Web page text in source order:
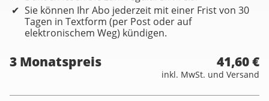
Sie können Ihr Abo jederzeit mit einer Frist von 30
Tagen in Textform (per Post oder auf
elektronischem Weg) kündigen.
3 Monatspreis 41,60 €
inkl. MwSt. und Versand